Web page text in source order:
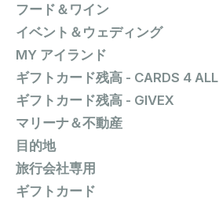
フード＆ワイン
イベント＆ウェディング
MY アイランド
ギフトカード残高 - CARDS 4 ALL
ギフトカード残高 - GIVEX
マリーナ＆不動産
目的地
旅行会社専用
ギフトカード